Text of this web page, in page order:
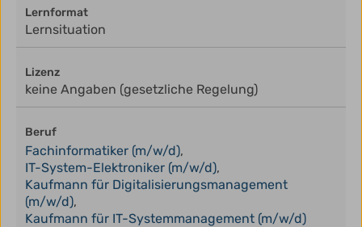
Lernformat
Lernsituation
Lizenz
keine Angaben (gesetzliche Regelung)
Beruf
Fachinformatiker (m/w/d),
IT-System-Elektroniker (m/w/d),
Kaufmann für Digitalisierungsmanagement
(m/w/d),
Kaufmann für IT-Systemmanagement (m/w/d)